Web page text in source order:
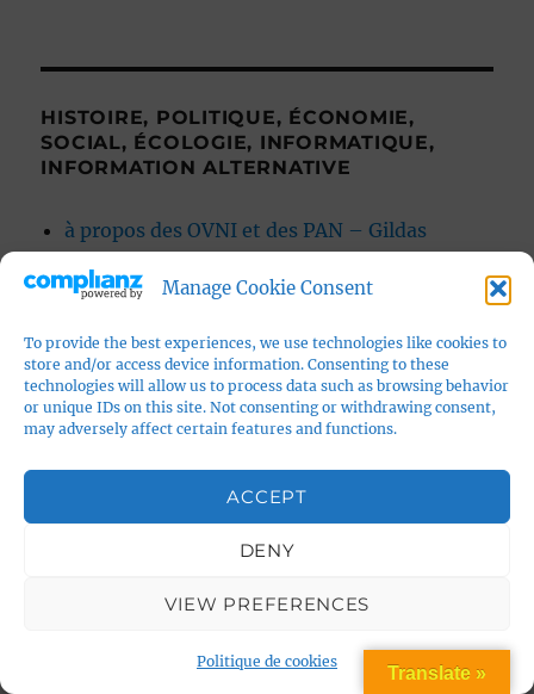
Manage Cookie Consent
To provide the best experiences, we use technologies like cookies to
store and/or access device information. Consenting to these
technologies will allow us to process data such as browsing behavior
or unique IDs on this site. Not consenting or withdrawing consent,
may adversely affect certain features and functions.
ACCEPT
DENY
VIEW PREFERENCES
Politique de cookies
HISTOIRE, POLITIQUE, ÉCONOMIE,
SOCIAL, ÉCOLOGIE, INFORMATIQUE,
INFORMATION ALTERNATIVE
à propos des OVNI et des PAN – Gildas
Bourdais
association Jacques Ellul
Et vous n'avez encore rien vu
iatranshumanisme
Ovnis-direct
Sciences humaines
Translate »